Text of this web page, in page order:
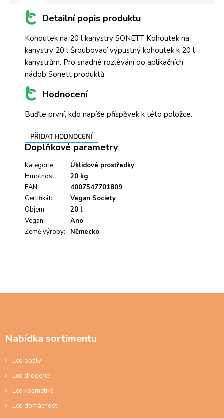
Detailní popis produktu
Kohoutek na 20 l kanystry SONETT Kohoutek na
kanystry 20 l Šroubovací výpustný kohoutek k 20 l
kanystrům. Pro snadné rozlévání do aplikačních
nádob Sonett produktů.
Hodnocení
Buďte první, kdo napíše příspěvek k této položce.
PŘIDAT HODNOCENÍ
Doplňkové parametry
Kategorie:
Úklidové prostředky
Hmotnost:
20 kg
EAN:
4007547701809
Certifikát:
Vegan Society
Objem:
20 l
Vegan:
Ano
Země výroby: Německo
Nabídka sortimentu
Eco obaly
Eco drogerie
Eco kosmetika
Eco domácnost